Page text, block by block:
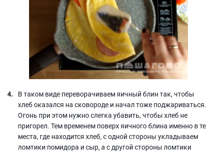
В таком виде переворачиваем яичный блин так, чтобы
хлеб оказался на сковороде и начал тоже поджариваться.
Огонь при этом нужно слегка убавить, чтобы хлеб не
пригорел. Тем временем поверх яичного блина именно в те
места, где находится хлеб, с одной стороны укладываем
ломтики помидора и сыр, а с другой стороны ломтики